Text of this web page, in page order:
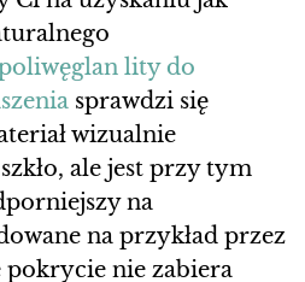
lity do
sprawdzi się
wizualnie
ale jest przy tym
na
na przykład przez
pokrycie nie zabiera